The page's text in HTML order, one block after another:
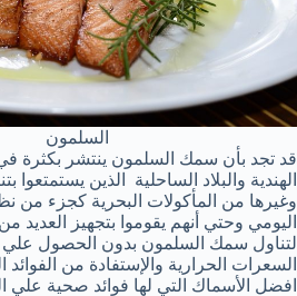
السلمون
قد تجد بأن سمك السلمون ينتشر بكثرة
الهندية والبلاد الساحلية الذين يستمتعوا
وغيرها من المأكولات البحرية كجزء من
اليومي وحتي أنهم يقوموا بتجهيز العديد
لتناول سمك السلمون بدون الحصول علي
السعرات الحرارية والإستفادة من
افضل الأسماك التي لها فوائد صحية علي